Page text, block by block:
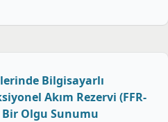
Bilgisayarlı
Akım Rezervi (FFR-
Bir Olgu Sunumu